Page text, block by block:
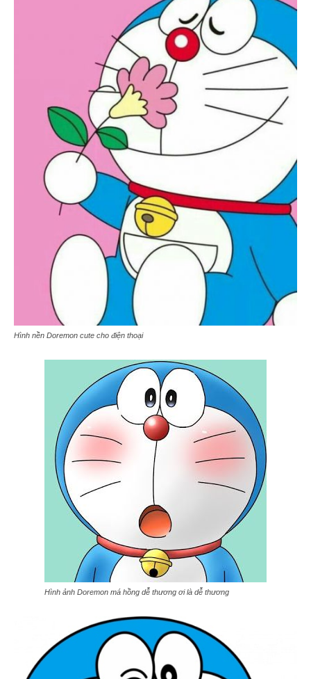
Hình nền Doremon cute cho điện thoại
Hình ảnh Doremon má hồng dễ thương ơi là dễ thương